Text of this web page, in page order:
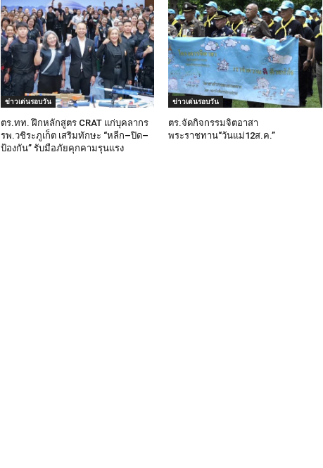
ข่าวเด่นรอบวัน
ตร.ทท. ฝึกหลักสูตร CRAT แก่บุคลากร
รพ.วชิระภูเก็ต เสริมทักษะ “หลีก–ปิด–
ป้องกัน” รับมือภัยคุกคามรุนแรง
ข่าวเด่นรอบวัน
ตร.จัดกิจกรรมจิตอาสา
พระราชทาน“วันแม่12ส.ค.”